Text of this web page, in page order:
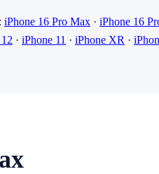
iPhone 16 Pro Max · iPhone 16
· iPhone 11 · iPhone XR ·